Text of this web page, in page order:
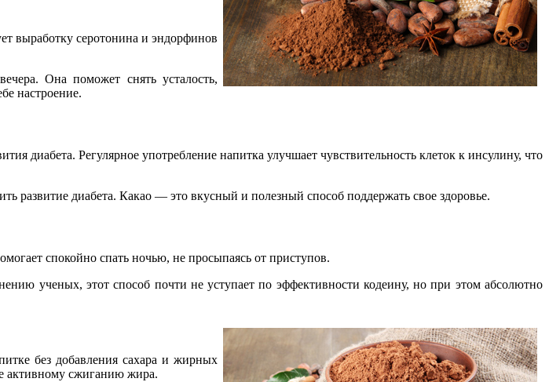
выработку серотонина и эндорфинов
Она поможет снять усталость,
настроение.
диабета. Регулярное употребление напитка улучшает чувствительность клеток к инсулину, что
развитие диабета. Какао — это вкусный и полезный способ поддержать свое здоровье.
спокойно спать ночью, не просыпаясь от приступов.
ученых, этот способ почти не уступает по эффективности кодеину, но при этом абсолютно
без добавления сахара и жирных
активному сжиганию жира.